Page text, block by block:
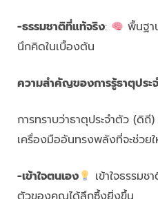
-ธรรมชาติที่แท้จริง:
พื้นฐา
นึกคิดในเบื้องต้น
ความสำคัญของการรู้ธาตุประ
การทราบว่าธาตุประจำตัว (ดิ
เครื่องมืออันทรงพลังที่จะช่วย
-เข้าใจตนเอง
เข้าใจธรรม